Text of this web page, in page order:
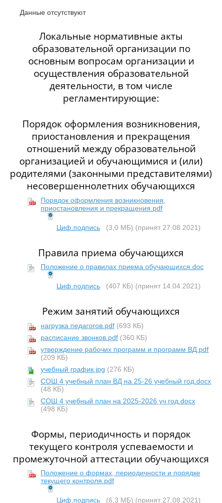
Данные отсутствуют
Локальные нормативные акты
образовательной организации по
основным вопросам организации и
осуществления образовательной
деятельности, в том числе
регламентирующие:
Порядок оформления возникновения,
приостановления и прекращения
отношений между образовательной
организацией и обучающимися и (или)
родителями (законными представителями)
несовершеннолетних обучающихся
Порядок оформления возникновения,
приостановления и прекращения.pdf
Циф.подпись (3,0 МБ) (принят 27.08.2021)
Правила приема обучающихся
Положение о правилах приема обучающихся.doc
Циф.подпись (407 КБ) (принят 14.04.2021)
Режим занятий обучающихся
нагрузка педагогов.pdf (693 КБ)
расписание звонков.pdf (360 КБ)
утверждение рабочих программ и программ ВД.pdf
(209 КБ)
учебный график.jpg (276 КБ)
СОШ 4 учебный план ВД на 25-26 учебный год.docx
(48 КБ)
СОШ 4 учебный план на 2025-2026 уч год.docx
(498 КБ)
Формы, периодичность и порядок
текущего контроля успеваемости и
промежуточной аттестации обучающихся
Положение о формах, периодичности и порядке
текущего контроля.pdf
Циф.подпись (6,3 МБ) (принят 27.08.2021)